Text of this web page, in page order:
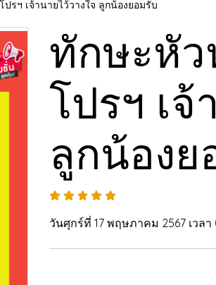
รฯ เจ้านายไว้วางใจ ลูกน้องยอมรับ
ทักษะหั
โปรฯ เจ้
ลูกน้องย
วันศุกร์ที่ 17 พฤษภาคม 2567 เวล